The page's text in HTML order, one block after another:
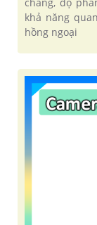
khả năng
hồng ngoại